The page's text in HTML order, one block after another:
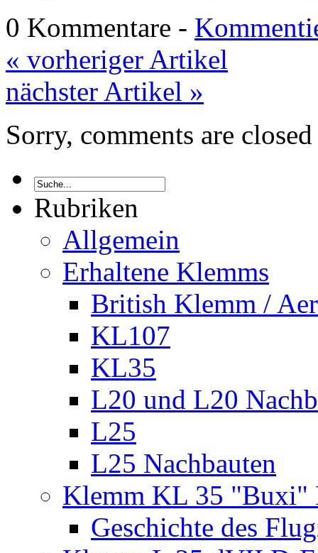
0 Kommentare -
« vorheriger Artikel
nächster Artikel »
Sorry, comments are
Rubriken
Allgemein
Erhaltene Klemms
British Klemm /
KL107
KL35
L20 und L20
L25
L25 Nachbauten
Klemm KL 35 "Buxi"
Geschichte des